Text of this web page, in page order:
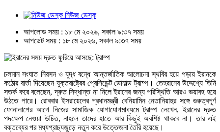
নিউজ ডেস্ক
আপলোড সময় : ১৮ মে ২০২৬, সকাল ৯:৩৭ সময়
আপডেট সময় : ১৮ মে ২০২৬, সকাল ৯:৩৭ সময়
চলমান সংঘাত নিরসন ও যুদ্ধ বন্ধে আন্তর্জাতিক আলোচনা স্থবির হয়ে পড়ায় ইরানকে
কঠোর বার্তা দিয়েছেন যুক্তরাষ্ট্রের প্রেসিডেন্ট ডোনাল্ড ট্রাম্প। তেহরানের উদ্দেশ্যে তিনি
সতর্ক করে বলেছেন, দ্রুত সিদ্ধান্ত না নিলে ইরানের জন্য পরিস্থিতি আরও ভয়াবহ হয়ে
উঠতে পারে। রোববার ইসরায়েলের প্রধানমন্ত্রী বেনিয়ামিন নেতানিয়াহুর সঙ্গে গুরুত্বপূর্ণ
ফোনালাপের আগে নিজের সামাজিক যোগাযোগমাধ্যমে ট্রাম্প লেখেন, ইরানের দ্রুত
পদক্ষেপ নেওয়া উচিত, নাহলে তাদের হাতে আর কিছুই অবশিষ্ট থাকবে না। তার এই
বক্তব্যের পর মধ্যপ্রাচ্যজুড়ে নতুন করে উত্তেজনা তৈরি হয়েছে।